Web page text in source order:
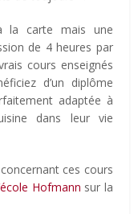
la carte mais une
de 4 heures par
cours enseignés
d’un diplôme
adaptée à
dans leur vie
ces cours
Hofmann sur la